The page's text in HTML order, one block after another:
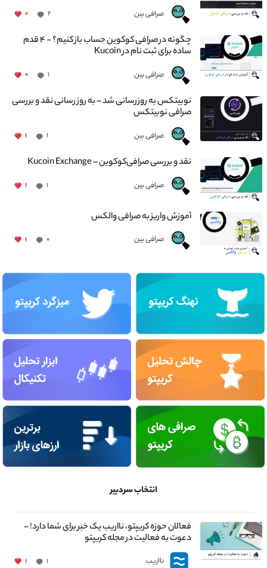
صرافی بین ۲ ۰
چگونه در صرافی کوکوین حساب باز کنیم؟ - ۴ قدم
ساده برای ثبت نام در Kucoin
صرافی بین ۱ ۰
نوبیتکس به روزرسانی شد – به روز رسانی نقد و بررسی
صرافی نوبیتکس
صرافی بین ۱ ۱
نقد و بررسی صرافی‌کوکوین – Kucoin Exchange
صرافی بین ۱ ۱
آموزش واریز به صرافی والکس
صرافی بین ۰ ۱
انتخاب سردبیر
فعالان حوزه کریپتو، نااریب یک خبر برای شما دارد! –
دعوت به فعالیت در مجله کریپتو
نااریب ۱ ۱